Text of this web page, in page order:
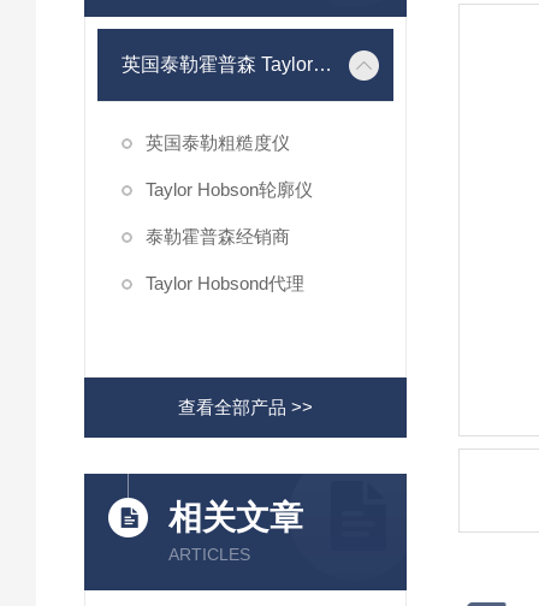
英国泰勒霍普森 Taylor Hobson
英国泰勒粗糙度仪
Taylor Hobson轮廓仪
泰勒霍普森经销商
Taylor Hobsond代理
查看全部产品 >>
相关文章
ARTICLES